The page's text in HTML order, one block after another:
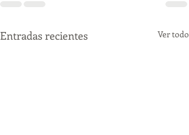
Entradas recientes Ver todo